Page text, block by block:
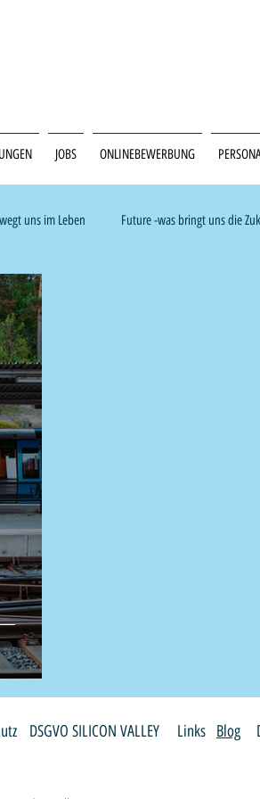
JOBS ONLINEBEWERBUNG
uns im Leben Future -was bringt uns die
DSGVO SILICON VALLEY Links Blog